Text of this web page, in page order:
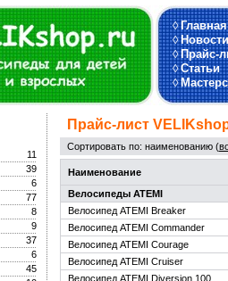
◊Главная
◊Новости
◊Прайс-
◊Статьи
◊
11
39
6
77
8
9
37
6
45
Прайс-лист
Сортировать по: наименованию (
Наименование
Велосипеды ATEMI
Велосипед ATEMI Breaker
Велосипед ATEMI Commander
Велосипед ATEMI Courage
Велосипед ATEMI Cruiser
Велосипед ATEMI Diversion 100